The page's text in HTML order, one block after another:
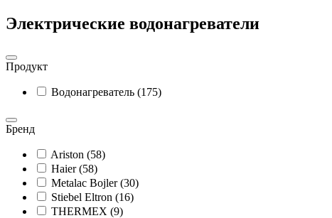
Электрические водонагреватели
Продукт
Водонагреватель (175)
Бренд
Ariston (58)
Haier (58)
Metalac Bojler (30)
Stiebel Eltron (16)
THERMEX (9)